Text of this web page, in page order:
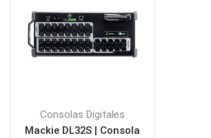
Consolas Digitales
Mackie DL32S | Consola